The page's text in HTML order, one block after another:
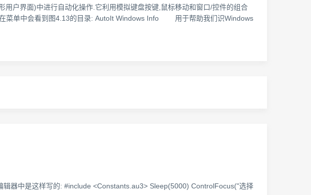
户界面)中进行自动化操作.它利用模拟键盘按键,鼠标移动和窗口/控件的组合
菜单中会看到图4.13的目录: AutoIt Windows Info 用于帮助我们识Windows
器中是这样写的: #include <Constants.au3> Sleep(5000) ControlFocus("选择